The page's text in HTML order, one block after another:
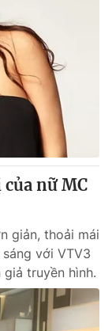
nữ MC
giản, thoải mái
với VTV3
truyền hình.